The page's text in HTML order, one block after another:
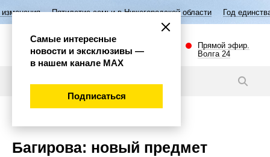
Пятилетие семьи в Нижегородской области Год единства народов
Прямой эфир.
Волга 24
Багирова: новый предмет
Самые интересные
новости и эксклюзивы —
в нашем канале МАХ
Подписаться